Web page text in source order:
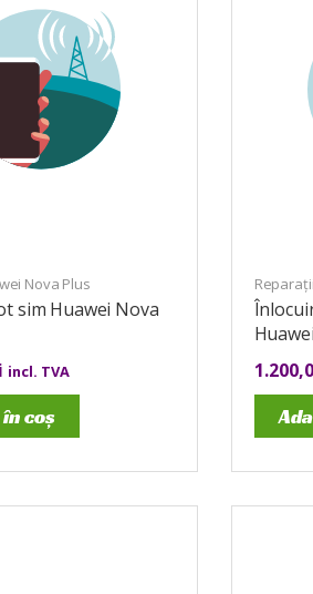
Nova Plus
sim Huawei Nova
incl. TVA
coș